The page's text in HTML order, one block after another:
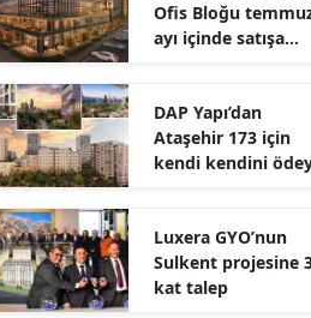
Ofis Bloğu
ayı içinde satışa
DAP Yapı’dan
Ataşehir 173 için
kendi kendini
Luxera GYO’nun
Sulkent projesine
kat talep